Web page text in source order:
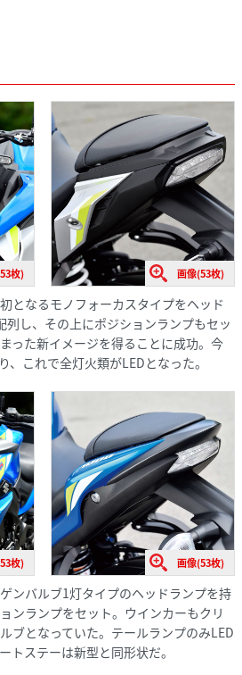
枚) 画像(53枚)
となるモノフォーカスタイプをヘッド
列し、その上にポジションランプもセッ
った新イメージを得ることに成功。今
、これで全灯火類がLEDとなった。
枚) 画像(53枚)
ンバルブ1灯タイプのヘッドランプを持
ンランプをセット。ウインカーもクリ
ブとなっていた。テールランプのみLED
トステーは新型と同形状だ。